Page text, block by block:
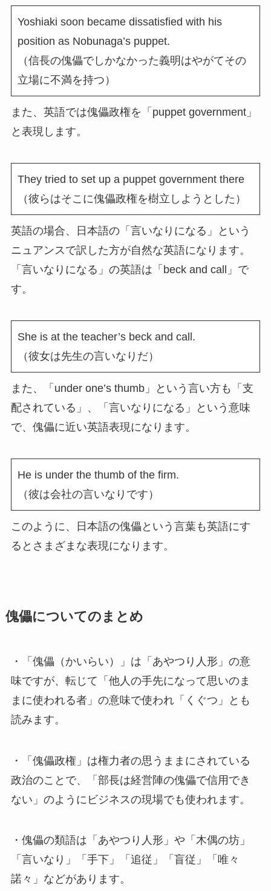
Yoshiaki soon became dissatisfied with his
position as Nobunaga’s puppet.
（信長の傀儡でしかなかった義明はやがてその
立場に不満を持つ）
また、英語では傀儡政権を「puppet government」
と表現します。
They tried to set up a puppet government there
（彼らはそこに傀儡政権を樹立しようとした）
英語の場合、日本語の「言いなりになる」という
ニュアンスで訳した方が自然な英語になります。
「言いなりになる」の英語は「beck and call」で
す。
She is at the teacher’s beck and call.
（彼女は先生の言いなりだ）
また、「under one’s thumb」という言い方も「支
配されている」、「言いなりになる」という意味
で、傀儡に近い英語表現になります。
He is under the thumb of the firm.
（彼は会社の言いなりです）
このように、日本語の傀儡という言葉も英語にす
るとさまざまな表現になります。
傀儡についてのまとめ
・「傀儡（かいらい）」は「あやつり人形」の意
味ですが、転じて「他人の手先になって思いのま
まに使われる者」の意味で使われ「くぐつ」とも
読みます。
・「傀儡政権」は権力者の思うままにされている
政治のことで、「部長は経営陣の傀儡で信用でき
ない」のようにビジネスの現場でも使われます。
・傀儡の類語は「あやつり人形」や「木偶の坊」
「言いなり」「手下」「追従」「盲従」「唯々
諾々」などがあります。